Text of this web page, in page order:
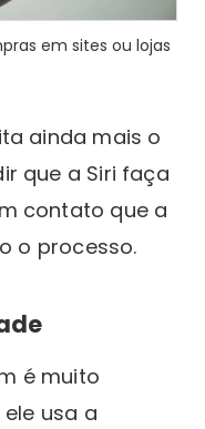
em sites ou lojas
ainda mais o
que a Siri faça
contato que a
o processo.
é muito
usa a